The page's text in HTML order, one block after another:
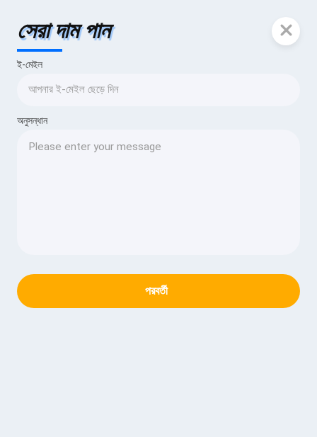
সেরা দাম পান
ই-মেইল
অনুসন্ধান
পরবর্তী